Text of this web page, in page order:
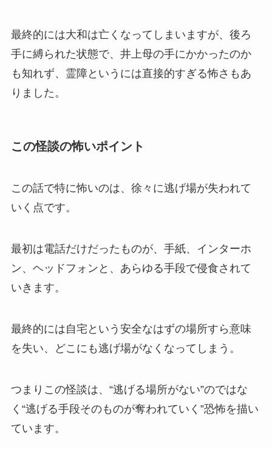
最終的には大和は亡くなってしまいますが、後ろ
手に縛られた状態で、井上母の手にかかったのか
も知れず、霊障というには直接的すぎる怖さもあ
りました。
この怪談の怖いポイント
この話で特に怖いのは、徐々に逃げ場が失われて
いく点です。
最初は電話だけだったものが、手紙、インターホ
ン、ヘッドフォンと、あらゆる手段で侵食されて
いきます。
最終的には自宅という安全なはずの場所すら意味
を失い、どこにも逃げ場がなくなってしまう。
つまりこの怪談は、“逃げる場所がない”のではな
く“逃げる手段そのものが奪われていく”恐怖を描い
ています。